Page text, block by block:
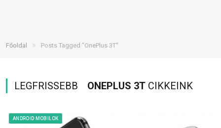
Főoldal » Posts Tagged "OnePlus 3T"
LEGFRISSEBB ONEPLUS 3T CIKKEINK
ANDROID MOBILOK